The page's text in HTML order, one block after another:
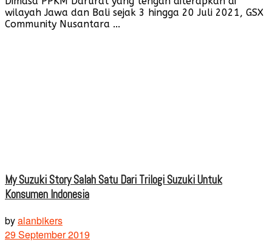
wilayah Jawa dan Bali sejak 3 hingga 20 Juli 2021, GSX
Community Nusantara ...
My Suzuki Story Salah Satu Dari Trilogi Suzuki Untuk
Konsumen Indonesia
byalanbikers
29 September 2019